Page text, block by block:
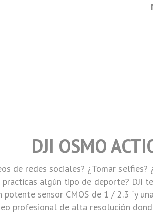
DJI OSMO
de redes sociales? ¿Tomar selfies?
algún tipo de deporte? DJI
potente sensor CMOS de 1 / 2.3 "y
profesional de alta resolución